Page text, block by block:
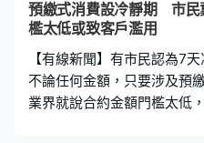
預繳式消費設冷靜期 市
檻太低或致客戶濫用
【有線新聞】有市民認為7
不論任何金額，只要涉及預
業界就說合約金額門檻太低